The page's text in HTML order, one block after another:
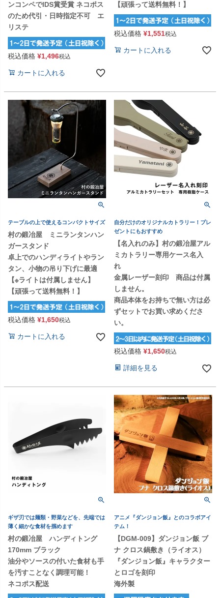
ンコンペでIDS賞受賞 ネコポス
のため代引・日時指定不可 エ
リステ
税込価格 ¥1,496税込
カートに入れる
【頑張って送料無料！】
税込価格 ¥1,551税込
カートに入れる
テーブルの上で使えるコンパクトサイズ
村の鍛冶屋 ミニランタンハン
ガースタンド
卓上でのハンディライトやラン
タン、小物の吊り下げに最適
【※ライトは付属しません】
【頑張って送料無料！】
税込価格 ¥1,650税込
カートに入れる
自分だけのオリジナルカトラリー！プレ
ゼントにもおすすめ
【名入れのみ】村の鍛冶屋アル
ミカトラリー専用ケース名入
れ
金属レーザー刻印 商品は付属
しません。
商品本体をお持ちで無い方は必
ずセットでお買い求めくださ
い。
税込価格 ¥1,650税込
詳細を見る
ギザ刃では麺類・野菜などを、先端では
薄く細かな食材を掴めます
村の鍛冶屋 ハンディトング
170mm ブラック
油分やソースの付いた食材も手
を汚すことなく調理可能！
ネコポス配送
アニメ『ダンジョン飯』とのコラボアイ
テム！
【DGM-009】ダンジョン飯 ブ
ナ クロス鍋敷き（ライオス）
『ダンジョン飯』キャラクター
とロゴを刻印
海外製